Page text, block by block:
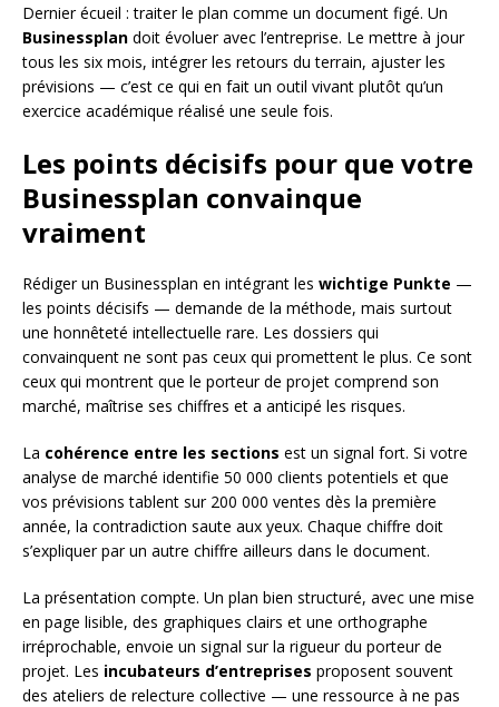
Dernier écueil : traiter le plan comme un document figé. Un
Businessplan doit évoluer avec l’entreprise. Le mettre à jour
tous les six mois, intégrer les retours du terrain, ajuster les
prévisions — c’est ce qui en fait un outil vivant plutôt qu’un
exercice académique réalisé une seule fois.
Les points décisifs pour que votre
Businessplan convainque
vraiment
Rédiger un Businessplan en intégrant les wichtige Punkte —
les points décisifs — demande de la méthode, mais surtout
une honnêteté intellectuelle rare. Les dossiers qui
convainquent ne sont pas ceux qui promettent le plus. Ce sont
ceux qui montrent que le porteur de projet comprend son
marché, maîtrise ses chiffres et a anticipé les risques.
La cohérence entre les sections est un signal fort. Si votre
analyse de marché identifie 50 000 clients potentiels et que
vos prévisions tablent sur 200 000 ventes dès la première
année, la contradiction saute aux yeux. Chaque chiffre doit
s’expliquer par un autre chiffre ailleurs dans le document.
La présentation compte. Un plan bien structuré, avec une mise
en page lisible, des graphiques clairs et une orthographe
irréprochable, envoie un signal sur la rigueur du porteur de
projet. Les incubateurs d’entreprises proposent souvent
des ateliers de relecture collective — une ressource à ne pas